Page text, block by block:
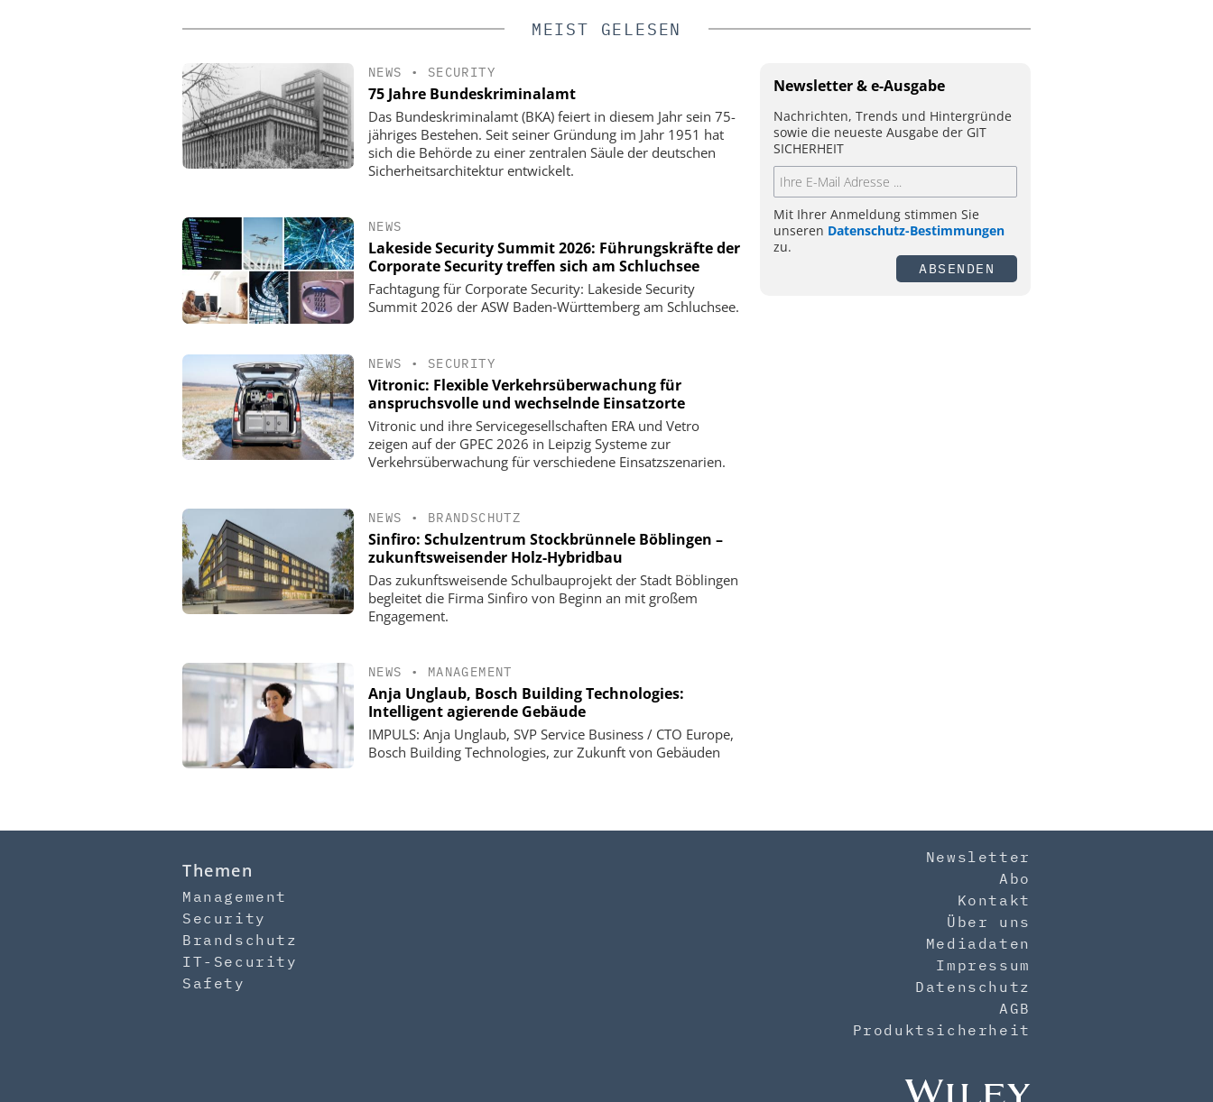
MEIST GELESEN
NEWS • SECURITY
75 Jahre Bundeskriminalamt
Das Bundeskriminalamt (BKA) feiert in diesem Jahr sein 75-
jähriges Bestehen. Seit seiner Gründung im Jahr 1951 hat
sich die Behörde zu einer zentralen Säule der deutschen
Sicherheitsarchitektur entwickelt.
NEWS
Lakeside Security Summit 2026: Führungskräfte der
Corporate Security treffen sich am Schluchsee
Fachtagung für Corporate Security: Lakeside Security
Summit 2026 der ASW Baden‑Württemberg am Schluchsee.
NEWS • SECURITY
Vitronic: Flexible Verkehrsüberwachung für
anspruchsvolle und wechselnde Einsatzorte
Vitronic und ihre Servicegesellschaften ERA und Vetro
zeigen auf der GPEC 2026 in Leipzig Systeme zur
Verkehrsüberwachung für verschiedene Einsatzszenarien.
NEWS • BRANDSCHUTZ
Sinfiro: Schulzentrum Stockbrünnele Böblingen –
zukunftsweisender Holz-Hybridbau
Das zukunftsweisende Schulbauprojekt der Stadt Böblingen
begleitet die Firma Sinfiro von Beginn an mit großem
Engagement.
NEWS • MANAGEMENT
Anja Unglaub, Bosch Building Technologies:
Intelligent agierende Gebäude
IMPULS: Anja Unglaub, SVP Service Business / CTO Europe,
Bosch Building Technologies, zur Zukunft von Gebäuden
Newsletter & e-Ausgabe
Nachrichten, Trends und Hintergründe
sowie die neueste Ausgabe der GIT
SICHERHEIT
Mit Ihrer Anmeldung stimmen Sie
unseren Datenschutz-Bestimmungen
zu.
ABSENDEN
Themen
Management
Security
Brandschutz
IT-Security
Safety
Newsletter
Abo
Kontakt
Über uns
Mediadaten
Impressum
Datenschutz
AGB
Produktsicherheit